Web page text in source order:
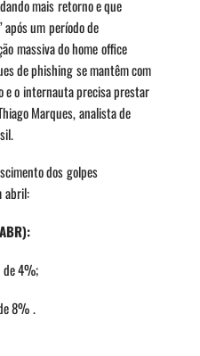
mais retorno e que
após um período de
massiva do home office
de phishing se mantêm com
e o internauta precisa prestar
Marques, analista de
dos golpes
abril:
de 4%;
8% .